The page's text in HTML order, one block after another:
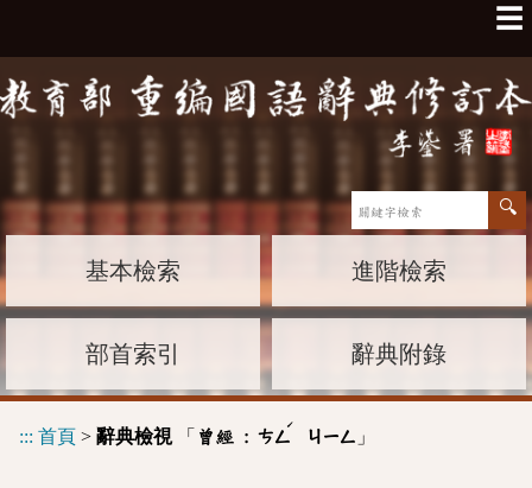
☰
基本檢索 進階檢索
部首索引 辭典附錄
::: 首頁 > 辭典檢視「 曾經 : ㄘㄥ
ˊ
ㄐㄧㄥ 」